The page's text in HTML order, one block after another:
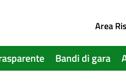
Area
Bandi di gara